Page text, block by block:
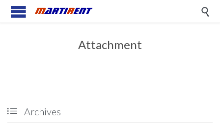

Attachment
 Archives